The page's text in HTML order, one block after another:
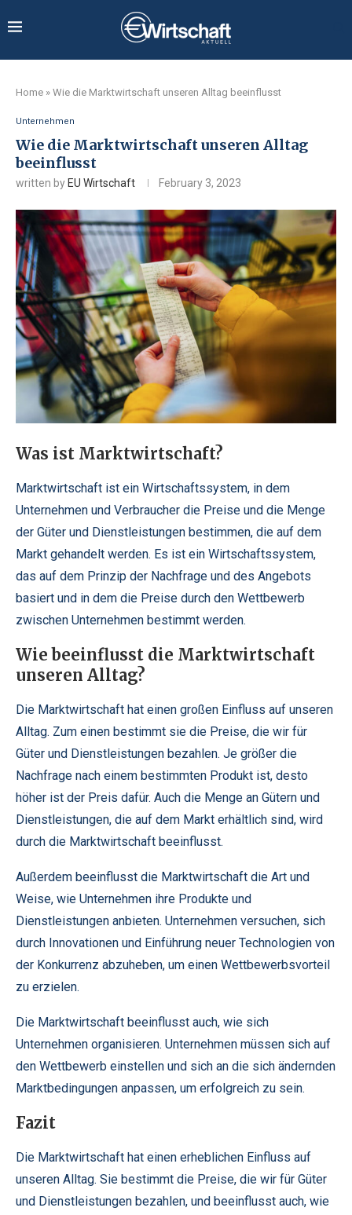
Home » Wie die Marktwirtschaft unseren Alltag beeinflusst
Unternehmen
Wie die Marktwirtschaft unseren Alltag
beeinflusst
written by EU Wirtschaft February 3, 2023
Was ist Marktwirtschaft?
Marktwirtschaft ist ein Wirtschaftssystem, in dem
Unternehmen und Verbraucher die Preise und die Menge
der Güter und Dienstleistungen bestimmen, die auf dem
Markt gehandelt werden. Es ist ein Wirtschaftssystem,
das auf dem Prinzip der Nachfrage und des Angebots
basiert und in dem die Preise durch den Wettbewerb
zwischen Unternehmen bestimmt werden.
Wie beeinflusst die Marktwirtschaft
unseren Alltag?
Die Marktwirtschaft hat einen großen Einfluss auf unseren
Alltag. Zum einen bestimmt sie die Preise, die wir für
Güter und Dienstleistungen bezahlen. Je größer die
Nachfrage nach einem bestimmten Produkt ist, desto
höher ist der Preis dafür. Auch die Menge an Gütern und
Dienstleistungen, die auf dem Markt erhältlich sind, wird
durch die Marktwirtschaft beeinflusst.
Außerdem beeinflusst die Marktwirtschaft die Art und
Weise, wie Unternehmen ihre Produkte und
Dienstleistungen anbieten. Unternehmen versuchen, sich
durch Innovationen und Einführung neuer Technologien von
der Konkurrenz abzuheben, um einen Wettbewerbsvorteil
zu erzielen.
Die Marktwirtschaft beeinflusst auch, wie sich
Unternehmen organisieren. Unternehmen müssen sich auf
den Wettbewerb einstellen und sich an die sich ändernden
Marktbedingungen anpassen, um erfolgreich zu sein.
Fazit
Die Marktwirtschaft hat einen erheblichen Einfluss auf
unseren Alltag. Sie bestimmt die Preise, die wir für Güter
und Dienstleistungen bezahlen, und beeinflusst auch, wie